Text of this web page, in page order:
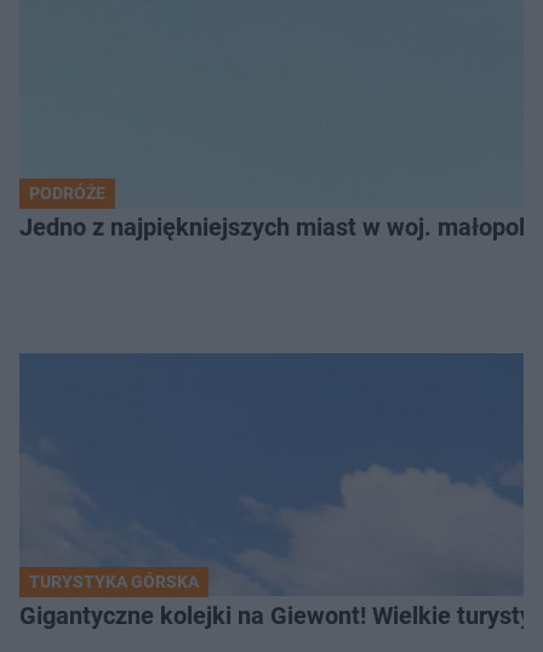
PODRÓŻE
Jedno z najpiękniejszych miast w woj.
TURYSTYKA GÓRSKA
Gigantyczne kolejki na Giewont! Wielkie